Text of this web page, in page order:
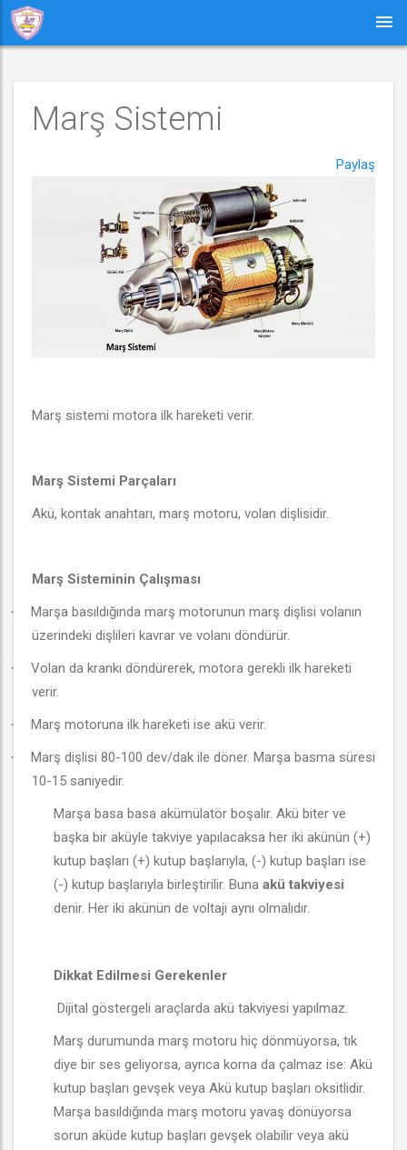
Marş Sistemi
Paylaş
Marş sistemi motora ilk hareketi verir.
Marş Sistemi Parçaları
Akü, kontak anahtarı, marş motoru, volan dişlisidir.
Marş Sisteminin Çalışması
·
Marşa basıldığında marş motorunun marş dişlisi volanın
üzerindeki dişlileri kavrar ve volanı döndürür.
·
Volan da krankı döndürerek, motora gerekli ilk hareketi
verir.
· Marş motoruna ilk hareketi ise akü verir.
·
Marş dişlisi 80-100 dev/dak ile döner. Marşa basma süresi
10-15 saniyedir.
Marşa basa basa akümülatör boşalır. Akü biter ve
başka bir aküyle takviye yapılacaksa her iki akünün (+)
kutup başları (+) kutup başlarıyla, (-) kutup başları ise
(-) kutup başlarıyla birleştirilir. Buna akü takviyesi
denir. Her iki akünün de voltajı aynı olmalıdır.
Dikkat Edilmesi Gerekenler
Dijital göstergeli araçlarda akü takviyesi yapılmaz.
Marş durumunda marş motoru hiç dönmüyorsa, tık
diye bir ses geliyorsa, ayrıca korna da çalmaz ise: Akü
kutup başları gevşek veya Akü kutup başları oksitlidir.
Marşa basıldığında marş motoru yavaş dönüyorsa
sorun aküde kutup başları gevşek olabilir veya akü